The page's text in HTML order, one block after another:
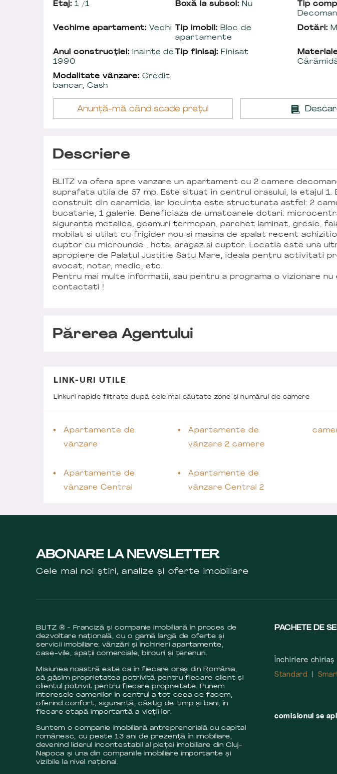
Etaj: 1 /1 Boxă la subsol: Nu
Tip
Vechime apartament: Vechi Tip imobil: Bloc de
apartamente
Dotări:
Anul construcției: Inainte de
1990
Tip finisaj: Finisat
Modalitate vânzare: Credit
bancar, Cash
Anunță-mă când scade prețul
Descriere
BLITZ va ofera spre vanzare un apartament cu 2 camere
suprafata utila de 57 mp. Este situat in centrul orasului, la etajul 1.
construit din caramida, iar locuinta este structurata astfel: 2
bucatarie, 1 galerie. Beneficiaza de umatoarele dotari:
siguranta metalica, geamuri termopan, parchet laminat, gresie,
mobilat si utilat cu frigider nou si masina de spalat recent
cuptor cu microunde , hota, aragaz si cuptor. Locatia este una
apropiere de Palatul Justitie Satu Mare, ideala pentru activitati
avocat, notar, medic, etc.
Pentru mai multe informatii, sau pentru a programa o vizionare nu
contactati !
Părerea Agentului
LINK-URI UTILE
Linkuri rapide filtrate după cele mai căutate zone și numărul de camere
Apartamente de
vânzare
Apartamente de
vânzare Central
Apartamente de
vânzare 2 camere
Apartamente de
vânzare Central 2
ABONARE LA NEWSLETTER
Cele mai noi știri, analize și oferte imobiliare
BLITZ ® - Franciză și companie imobiliară în proces de
dezvoltare națională, cu o gamă largă de oferte și
servicii imobiliare: vânzări și închirieri apartamente,
case-vile, spații comerciale, birouri și terenuri.
Misiunea noastră este ca în fiecare oraș din România,
să găsim proprietatea potrivită pentru fiecare client și
clientul potrivit pentru fiecare proprietate. Punem
interesele oamenilor în centrul a tot ceea ce facem,
oferind confort, siguranță, câstig de timp și bani, în
fiecare etapă importantă a vieții lor.
Suntem o companie imobiliară antreprenorială cu capital
românesc, cu peste 13 ani de prezență în imobiliare,
devenind liderul incontestabil al pieței imobiliare din Cluj-
Napoca și una din companiile imobiliare importante și
vizibile la nivel național.
PACHETE DE
Închiriere chiriaș
Standard
comisionul se